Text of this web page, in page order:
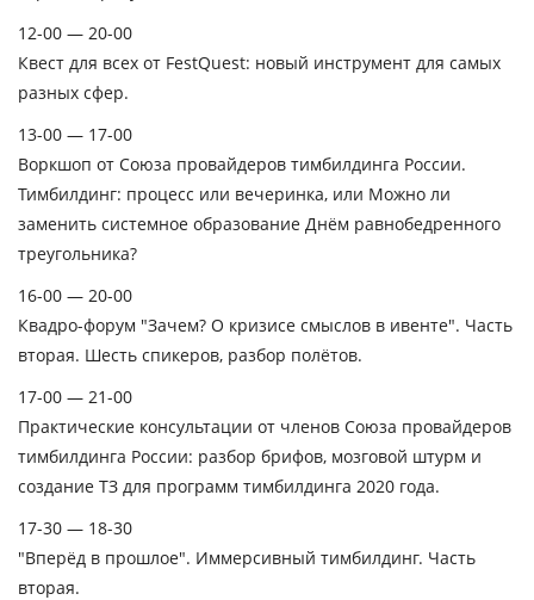
12-00 — 20-00
Квест для всех от FestQuest: новый инструмент для самых
разных сфер.
13-00 — 17-00
Воркшоп от Союза провайдеров тимбилдинга России.
Тимбилдинг: процесс или вечеринка, или Можно ли
заменить системное образование Днём равнобедренного
треугольника?
16-00 — 20-00
Квадро-форум "Зачем? О кризисе смыслов в ивенте". Часть
вторая. Шесть спикеров, разбор полётов.
17-00 — 21-00
Практические консультации от членов Союза провайдеров
тимбилдинга России: разбор брифов, мозговой штурм и
создание ТЗ для программ тимбилдинга 2020 года.
17-30 — 18-30
"Вперёд в прошлое". Иммерсивный тимбилдинг. Часть
вторая.